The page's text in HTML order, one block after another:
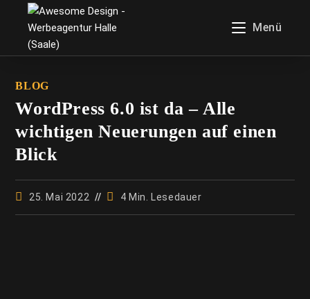
Menü
WordPress 6.0 ist da – Alle
wichtigen Neuerungen auf einen
Blick
25. Mai 2022 4 Min. Lesedauer